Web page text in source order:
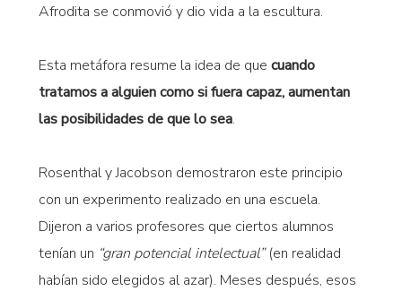
Afrodita se conmovió y dio vida a la escultura.
Esta metáfora resume la idea de que cuando
tratamos a alguien como si fuera capaz, aumentan
las posibilidades de que lo sea.
Rosenthal y Jacobson demostraron este principio
con un experimento realizado en una escuela.
Dijeron a varios profesores que ciertos alumnos
tenían un “gran potencial intelectual”(en realidad
habían sido elegidos al azar). Meses después, esos